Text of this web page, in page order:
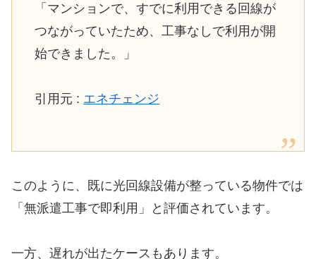
「マンションで、すでに利用できる回線が
つながっていたため、工事なしで利用が開
始できました。」
引用元 : エネチェンジ
このように、既に光回線設備が整っている物件では
「無派遣工事で即利用」と評価されています。
一方、遅れが出たケースもあります。